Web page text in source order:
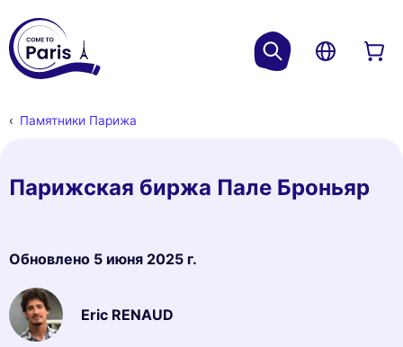
Памятники Парижа
Парижская биржа Пале Броньяр
Обновлено 5 июня 2025 г.
Eric RENAUD